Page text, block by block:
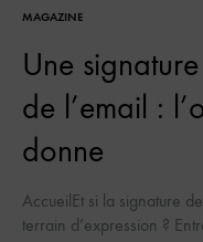
MAGAZINE
Une
de l’email :
donne
AccueilEt si la signature
terrain d’expression ?